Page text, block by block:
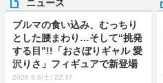
ニュース
ブルマの食い込み、むっちり
とした腰まわり…そして“挑発
する目”!!「おさぼりギャル 愛
沢りさ」フィギュアで新登場
2026.8.8(土) 22:37